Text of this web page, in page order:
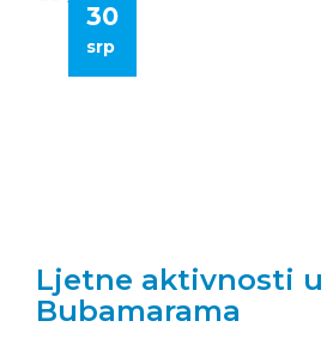
30
srp
Ljetne aktivnosti u
Bubamarama